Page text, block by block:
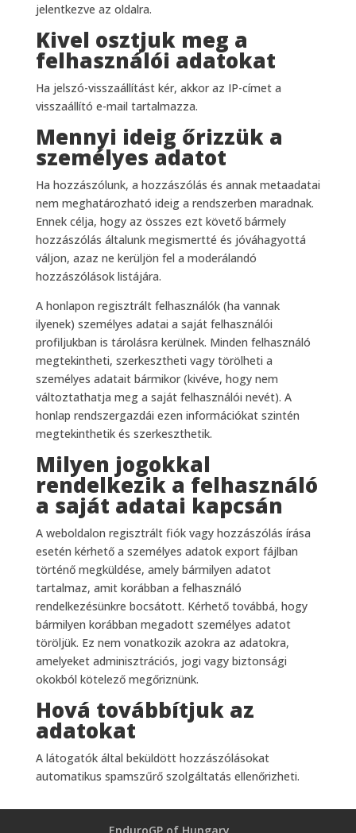
jelentkezve az oldalra.
Kivel osztjuk meg a
felhasználói adatokat
Ha jelszó-visszaállítást kér, akkor az IP-címet a
visszaállító e-mail tartalmazza.
Mennyi ideig őrizzük a
személyes adatot
Ha hozzászólunk, a hozzászólás és annak metaadatai
nem meghatározható ideig a rendszerben maradnak.
Ennek célja, hogy az összes ezt követő bármely
hozzászólás általunk megismertté és jóváhagyottá
váljon, azaz ne kerüljön fel a moderálandó
hozzászólások listájára.
A honlapon regisztrált felhasználók (ha vannak
ilyenek) személyes adatai a saját felhasználói
profiljukban is tárolásra kerülnek. Minden felhasználó
megtekintheti, szerkesztheti vagy törölheti a
személyes adatait bármikor (kivéve, hogy nem
változtathatja meg a saját felhasználói nevét). A
honlap rendszergazdái ezen információkat szintén
megtekinthetik és szerkeszthetik.
Milyen jogokkal
rendelkezik a felhasználó
a saját adatai kapcsán
A weboldalon regisztrált fiók vagy hozzászólás írása
esetén kérhető a személyes adatok export fájlban
történő megküldése, amely bármilyen adatot
tartalmaz, amit korábban a felhasználó
rendelkezésünkre bocsátott. Kérhető továbbá, hogy
bármilyen korábban megadott személyes adatot
töröljük. Ez nem vonatkozik azokra az adatokra,
amelyeket adminisztrációs, jogi vagy biztonsági
okokból kötelező megőriznünk.
Hová továbbítjuk az
adatokat
A látogatók által beküldött hozzászólásokat
automatikus spamszűrő szolgáltatás ellenőrizheti.